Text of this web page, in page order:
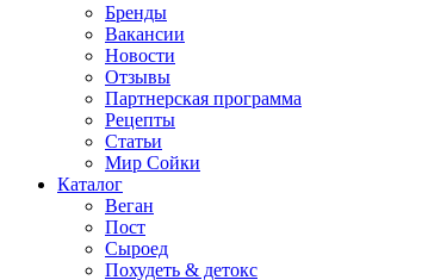
Бренды
Вакансии
Новости
Отзывы
Партнерская программа
Рецепты
Статьи
Мир Сойки
Каталог
Веган
Пост
Сыроед
Похудеть & детокс